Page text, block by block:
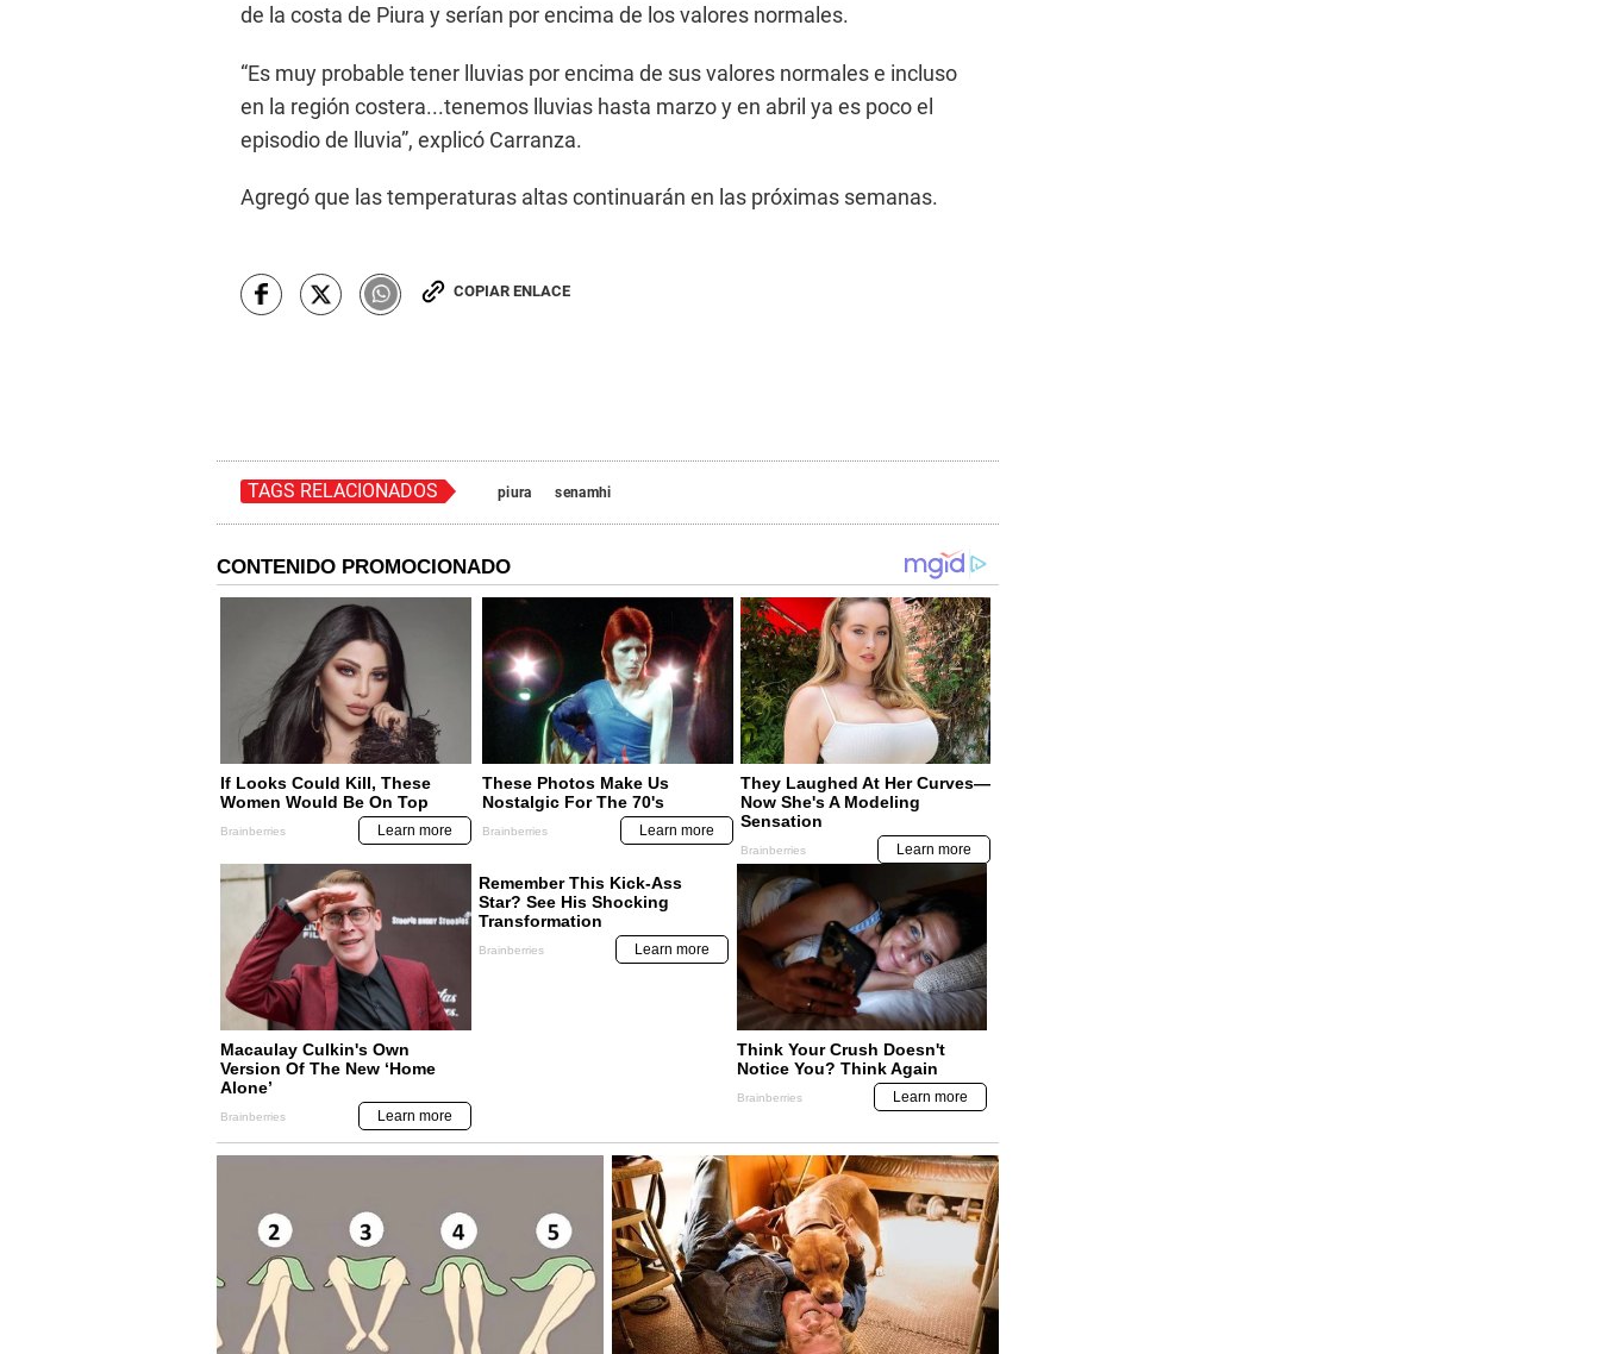
de la costa de Piura y serían por encima de los valores normales.
“Es muy probable tener lluvias por encima de sus valores normales e incluso
en la región costera...tenemos lluvias hasta marzo y en abril ya es poco el
episodio de lluvia”, explicó Carranza.
Agregó que las temperaturas altas continuarán en las próximas semanas.
COPIAR ENLACE
TAGS RELACIONADOS piura senamhi